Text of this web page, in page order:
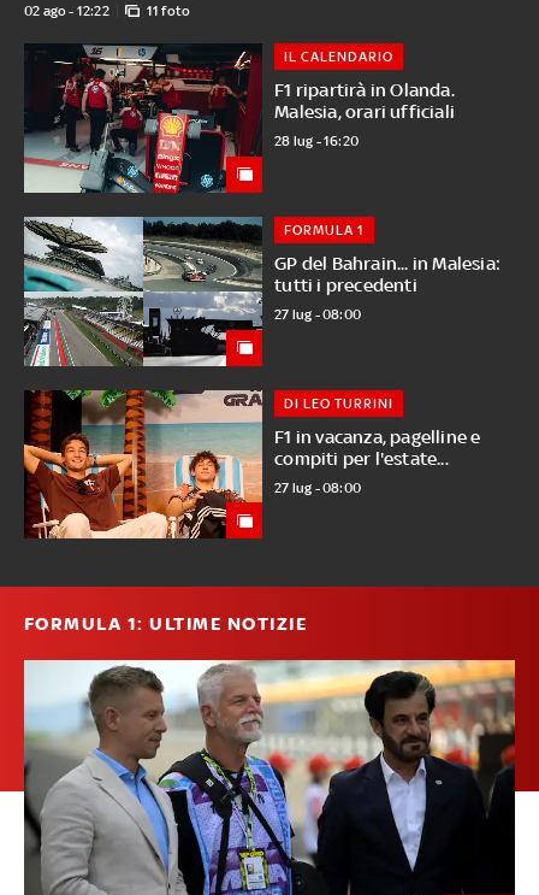
02 ago - 12:22 11 foto
F1 ripartirà in Olanda.
Malesia, orari ufficiali
IL CALENDARIO
28 lug - 16:20
GP del Bahrain... in Malesia:
tutti i precedenti
FORMULA 1
27 lug - 08:00
F1 in vacanza, pagelline e
compiti per l'estate...
DI LEO TURRINI
27 lug - 08:00
FORMULA 1: ULTIME NOTIZIE